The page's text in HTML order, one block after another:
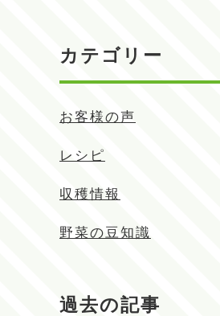
カテゴリー
お客様の声
レシピ
収穫情報
野菜の豆知識
過去の記事